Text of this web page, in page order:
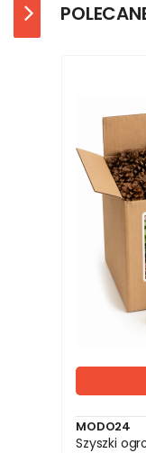
MODO24
Szyszki